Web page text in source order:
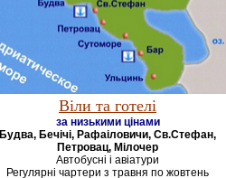
Віли та готелі
за низькими цінами
Будва, Бечічі, Рафаіловичи, Св.Стефан,
Петровац, Мілочер
Автобусні і авіатури
Регулярні чартери з травня по жовтень